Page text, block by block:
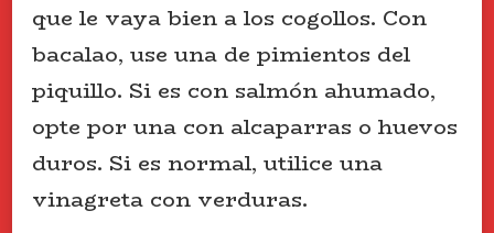
que le vaya bien a los cogollos. Con
bacalao, use una de pimientos del
piquillo. Si es con salmón ahumado,
opte por una con alcaparras o huevos
duros. Si es normal, utilice una
vinagreta con verduras.